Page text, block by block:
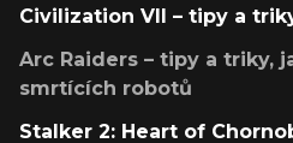
Civilization VII – tipy a
Arc Raiders – tipy a triky,
smrtících robotů
Stalker 2: Heart of